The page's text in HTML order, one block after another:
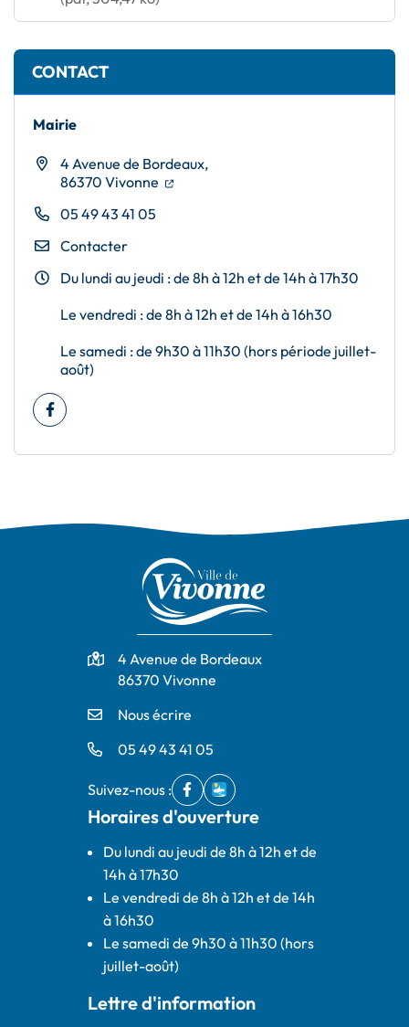
CONTACT
Mairie
4 Avenue de Bordeaux,
86370 Vivonne (ouverture dans un nouvel onglet)
(ouverture dans un nouvel onglet)
05 49 43 41 05
Contacter
Du lundi au jeudi : de 8h à 12h et de 14h à 17h30
Le vendredi : de 8h à 12h et de 14h à 16h30
Le samedi : de 9h30 à 11h30 (hors période juillet-
août)
Facebook
(ouverture dans un nouvel onglet)
Adresse
4 Avenue de Bordeaux
86370 Vivonne
Nous écrire
05 49 43 41 05
Suivez-nous :
Facebook
(ouverture dans un nouvel onglet)
IntraMuros
(ouverture dans un nouvel
Horaires d'ouverture
Du lundi au jeudi de 8h à 12h et de
14h à 17h30
Le vendredi de 8h à 12h et de 14h
à 16h30
Le samedi de 9h30 à 11h30 (hors
juillet-août)
Lettre d'information